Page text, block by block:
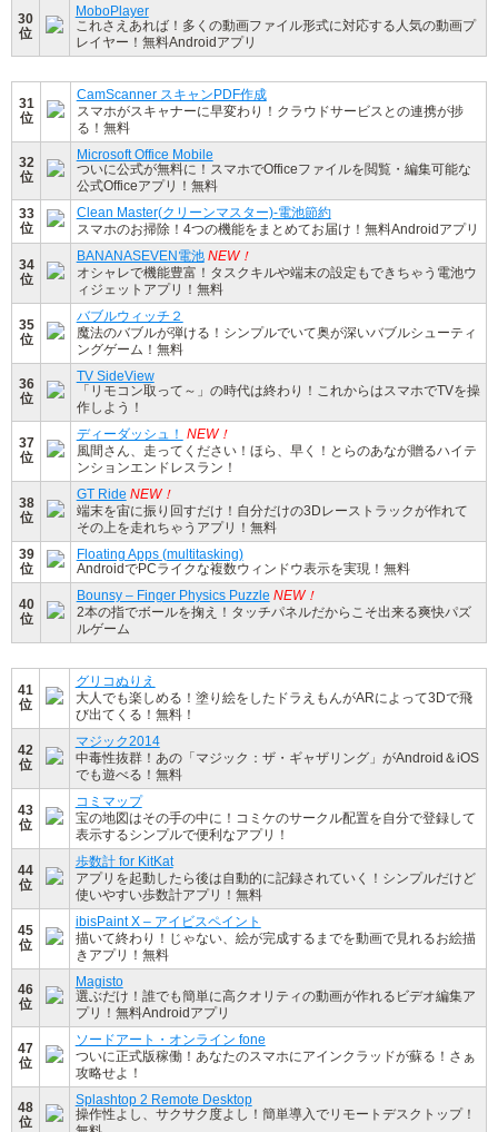
30
位
MoboPlayer
これさえあれば！多くの動画ファイル形式に対応する人気の動画プ
レイヤー！無料Androidアプリ
31
位
CamScanner スキャンPDF作成
スマホがスキャナーに早変わり！クラウドサービスとの連携が捗
る！無料
32
位
Microsoft Office Mobile
ついに公式が無料に！スマホでOfficeファイルを閲覧・編集可能な
公式Officeアプリ！無料
33
位
Clean Master(クリーンマスター)-電池節約
スマホのお掃除！4つの機能をまとめてお届け！無料Androidアプリ
34
位
BANANASEVEN電池 NEW！
オシャレで機能豊富！タスクキルや端末の設定もできちゃう電池ウ
ィジェットアプリ！無料
35
位
バブルウィッチ２
魔法のバブルが弾ける！シンプルでいて奥が深いバブルシューティ
ングゲーム！無料
36
位
TV SideView
「リモコン取って～」の時代は終わり！これからはスマホでTVを操
作しよう！
37
位
ディーダッシュ！
NEW！
風間さん、走ってください！ほら、早く！とらのあなが贈るハイテ
ンションエンドレスラン！
38
位
GT Ride NEW！
端末を宙に振り回すだけ！自分だけの3Dレーストラックが作れて
その上を走れちゃうアプリ！無料
39
位
Floating Apps (multitasking)
AndroidでPCライクな複数ウィンドウ表示を実現！無料
40
位
Bounsy – Finger Physics Puzzle NEW！
2本の指でボールを掬え！タッチパネルだからこそ出来る爽快パズ
ルゲーム
41
位
グリコぬりえ
大人でも楽しめる！塗り絵をしたドラえもんがARによって3Dで飛
び出てくる！無料！
42
位
マジック2014
中毒性抜群！あの「マジック：ザ・ギャザリング」がAndroid＆iOS
でも遊べる！無料
43
位
コミマップ
宝の地図はその手の中に！コミケのサークル配置を自分で登録して
表示するシンプルで便利なアプリ！
44
位
歩数計 for KitKat
アプリを起動したら後は自動的に記録されていく！シンプルだけど
使いやすい歩数計アプリ！無料
45
位
ibisPaint X – アイビスペイント
描いて終わり！じゃない、絵が完成するまでを動画で見れるお絵描
きアプリ！無料
46
位
Magisto
選ぶだけ！誰でも簡単に高クオリティの動画が作れるビデオ編集ア
プリ！無料Androidアプリ
47
位
ソードアート・オンライン fone
ついに正式版稼働！あなたのスマホにアインクラッドが蘇る！さぁ
攻略せよ！
48
位
Splashtop 2 Remote Desktop
操作性よし、サクサク度よし！簡単導入でリモートデスクトップ！